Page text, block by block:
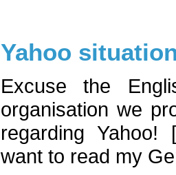
Yahoo
Excuse the
organisation we
regarding Yahoo!
want to read my